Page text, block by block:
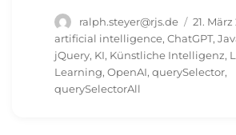
Autor
ralph.steyer@rjs.de
am
21. März
artificial intelligence,ChatGPT,
jQuery, KI, Künstliche Intelligenz,
Learning,OpenAI,querySelector,
querySelectorAll